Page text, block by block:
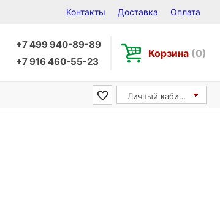
Контакты Доставка Оплата
+7 499 940-89-89
+7 916 460-55-23
Корзина (0)
Личный кабинет